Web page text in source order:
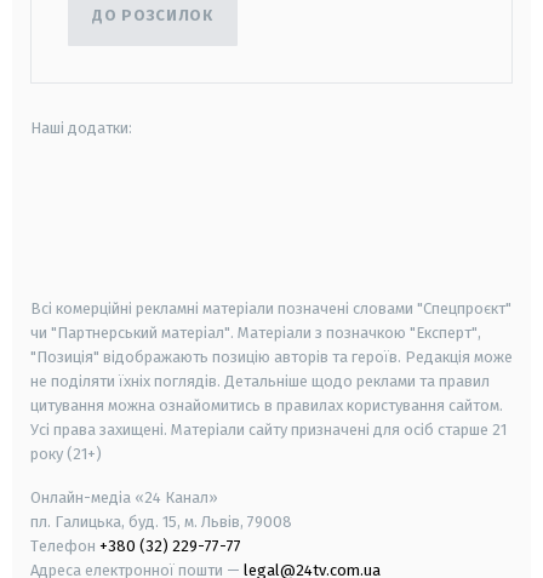
ДО РОЗСИЛОК
Наші додатки:
Всі комерційні рекламні матеріали позначені словами "Спецпроєкт"
чи "Партнерський матеріал". Матеріали з позначкою "Експерт",
"Позиція" відображають позицію авторів та героїв. Редакція може
не поділяти їхніх поглядів. Детальніше щодо реклами та правил
цитування можна ознайомитись в правилах користування сайтом.
Усі права захищені. Матеріали сайту призначені для осіб старше 21
року (21+)
Онлайн-медіа «24 Канал»
пл. Галицька, буд. 15, м. Львів, 79008
Телефон +380 (32) 229-77-77
Адреса електронної пошти — legal@24tv.com.ua